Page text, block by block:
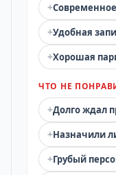
+
+Удобная
+Хорошая
ЧТО НЕ
+Долго ждал
+Назначили
+Грубый